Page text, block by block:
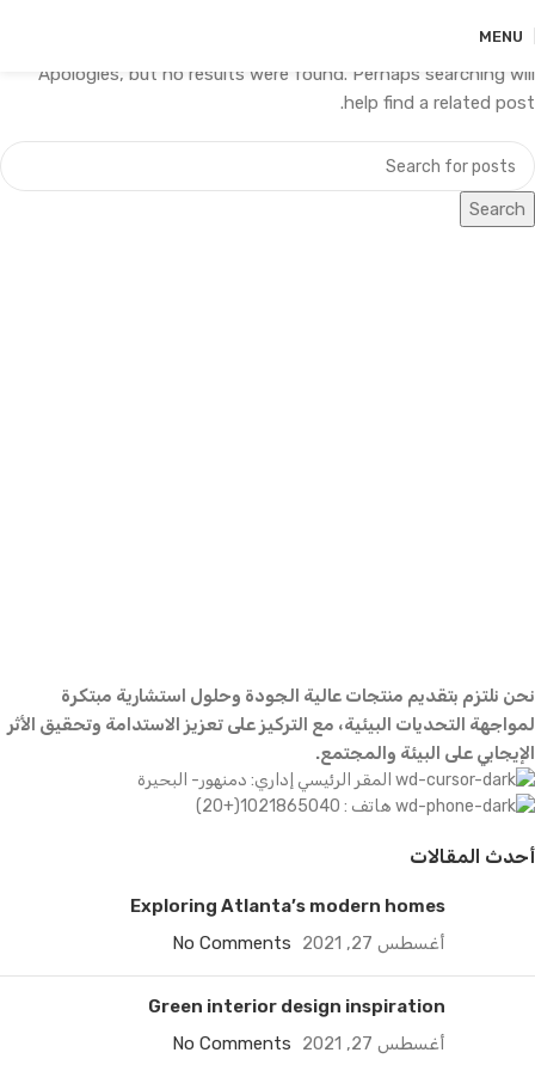
MENU
Apologies, but no results were found. Perhaps searching will
help find a related post.
Search
نحن نلتزم بتقديم منتجات عالية الجودة وحلول استشارية مبتكرة
لمواجهة التحديات البيئية، مع التركيز على تعزيز الاستدامة وتحقيق الأثر
الإيجابي على البيئة والمجتمع.
المقر الرئيسي إداري: دمنهور- البحيرة
هاتف : 1021865040(+20)
أحدث المقالات
Exploring Atlanta’s modern homes
أغسطس 27, 2021
No Comments
Green interior design inspiration
أغسطس 27, 2021
No Comments